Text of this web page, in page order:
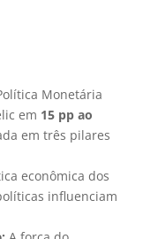
Monetária
em 15 pp ao
em três pilares
econômica dos
influenciam